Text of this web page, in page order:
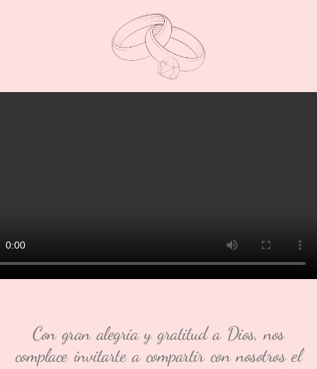
Con gran alegría y gratitud a Dios, nos
complace invitarte a compartir con nosotros el